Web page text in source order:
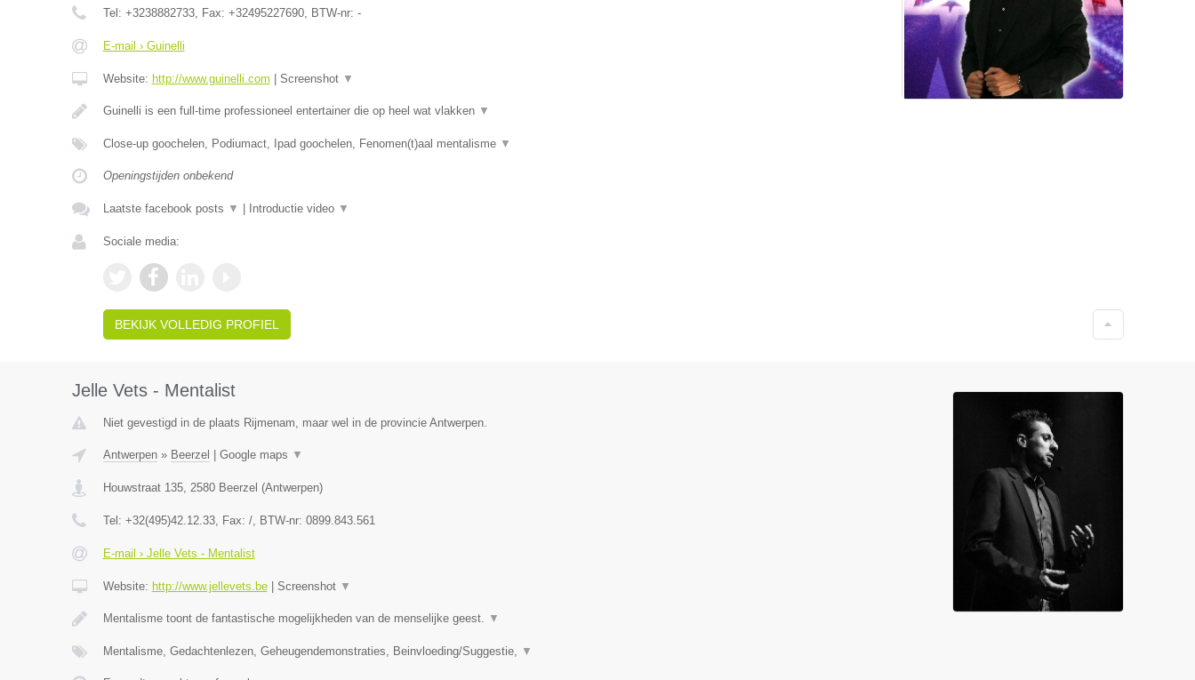
Tel: +3238882733, Fax: +32495227690, BTW-nr: -
E-mail › Guinelli
Website: http://www.guinelli.com Screenshot ▼
Guinelli is een full-time professioneel entertainer die op heel wat vlakken ▼
Close-up goochelen, Podiumact, Ipad goochelen, Fenomen(t)aal mentalisme ▼
Openingstijden onbekend
Laatste facebook posts ▼ Introductie video ▼
Sociale media:
BEKIJK VOLLEDIG PROFIEL
Jelle Vets - Mentalist
Niet gevestigd in de plaats Rijmenam, maar wel in de provincie Antwerpen.
Antwerpen» Beerzel Google maps ▼
Houwstraat 135, 2580 Beerzel (Antwerpen)
Tel: +32(495)42.12.33, Fax: /, BTW-nr: 0899.843.561
E-mail › Jelle Vets - Mentalist
Website: http://www.jellevets.be| Screenshot ▼
Mentalisme toont de fantastische mogelijkheden van de menselijke geest. ▼
Mentalisme, Gedachtenlezen, Geheugendemonstraties, Beinvloeding/Suggestie, ▼